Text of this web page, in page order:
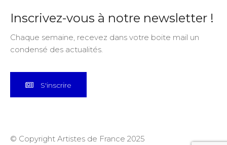
Inscrivez-vous à notre newsletter !
Chaque semaine, recevez dans votre boite mail un
condensé des actualités.
S'inscrire
© Copyright Artistes de France 2025